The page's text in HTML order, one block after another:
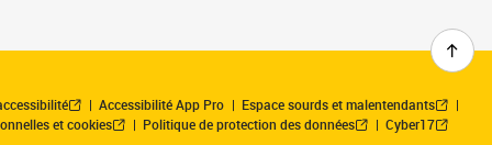
Accessibilité App Pro
Espace sourds et malentendants
et cookies
Politique de protection des données Cyber17